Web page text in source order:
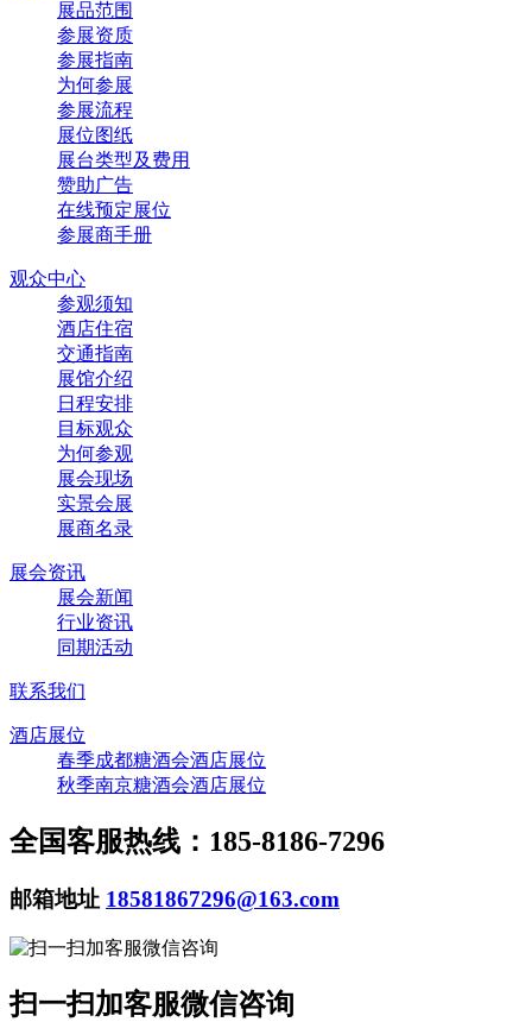
展品范围
参展资质
参展指南
为何参展
参展流程
展位图纸
展台类型及费用
赞助广告
在线预定展位
参展商手册
观众中心
参观须知
酒店住宿
交通指南
展馆介绍
日程安排
目标观众
为何参观
展会现场
实景会展
展商名录
展会资讯
展会新闻
行业资讯
同期活动
联系我们
酒店展位
春季成都糖酒会酒店展位
秋季南京糖酒会酒店展位
全国客服热线：185-8186-7296
邮箱地址 18581867296@163.com
扫一扫加客服微信咨询